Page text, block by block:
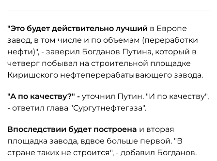
"Это будет действительно лучший в Европе
завод, в том числе и по объемам (переработки
нефти)", - заверил Богданов Путина, который в
четверг побывал на строительной площадке
Киришского нефтеперерабатывающего завода.
"А по качеству?" - уточнил Путин. "И по качеству",
- ответил глава "Сургутнефтегаза".
Впоследствии будет построена и вторая
площадка завода, вдвое больше первой. "В
стране таких не строится", - добавил Богданов.